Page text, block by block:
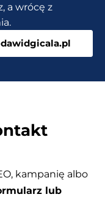
a wrócę z
kampanię albo
lub